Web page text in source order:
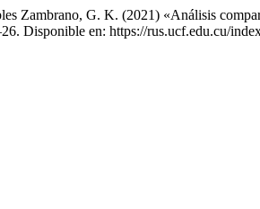
Zambrano, G. K. (2021) «Análisis
Disponible en: https://rus.ucf.edu.cu/